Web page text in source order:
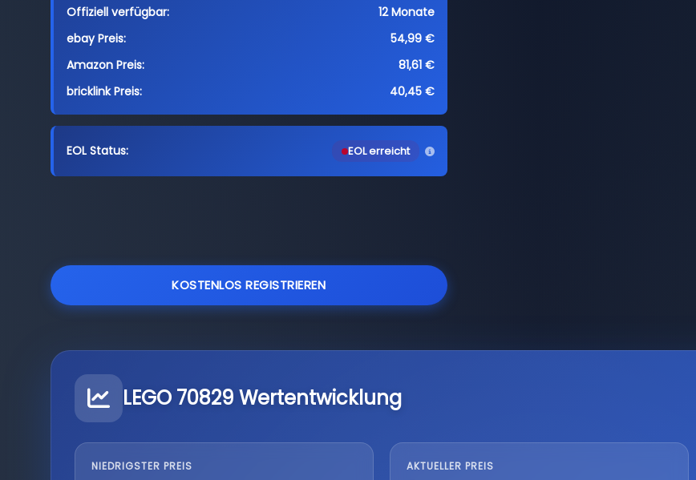
Offiziell verfügbar:
12 Monate
ebay Preis:
54,99 €
Amazon Preis:
81,61 €
bricklink Preis:
40,45 €
EOL Status: EOL erreicht
KOSTENLOS REGISTRIEREN
LEGO 70829 Wertentwicklung
NIEDRIGSTER PREIS AKTUELLER PREIS